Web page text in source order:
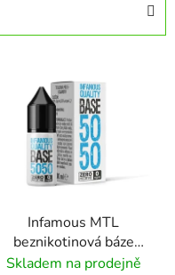
Infamous MTL
beznikotinová báze
50/50 VG/PG 10ml
Skladem na prodejně